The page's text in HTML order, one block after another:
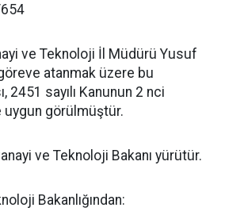
654
ve Teknoloji İl Müdürü Yusuf
atanmak üzere bu
2451 sayılı Kanunun 2 nci
görülmüştür.
ve Teknoloji Bakanı yürütür.
Bakanlığından: